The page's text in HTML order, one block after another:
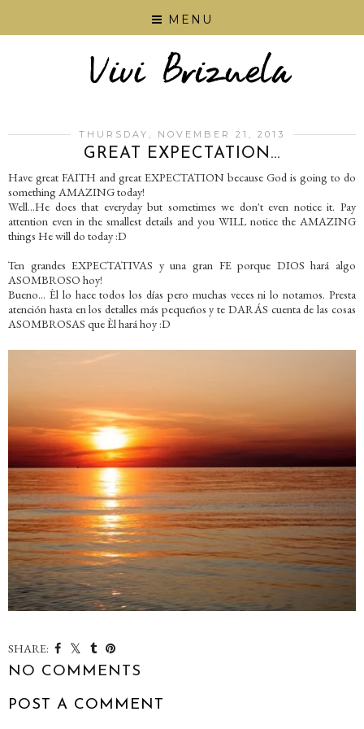
MENU
THURSDAY, NOVEMBER 21, 2013
GREAT EXPECTATION...
Have great FAITH and great EXPECTATION because God is going to do
something AMAZING today!
Well...He does that everyday but sometimes we don't even notice it. Pay
attention even in the smallest details and you WILL notice the AMAZING
things He will do today :D
Ten grandes EXPECTATIVAS y una gran FE porque DIOS hará algo
ASOMBROSO hoy!
Bueno... Èl lo hace todos los días pero muchas veces ni lo notamos. Presta
atención hasta en los detalles más pequeños y te DARÁS cuenta de las cosas
ASOMBROSAS que Èl hará hoy :D
SHARE:
NO COMMENTS
POST A COMMENT